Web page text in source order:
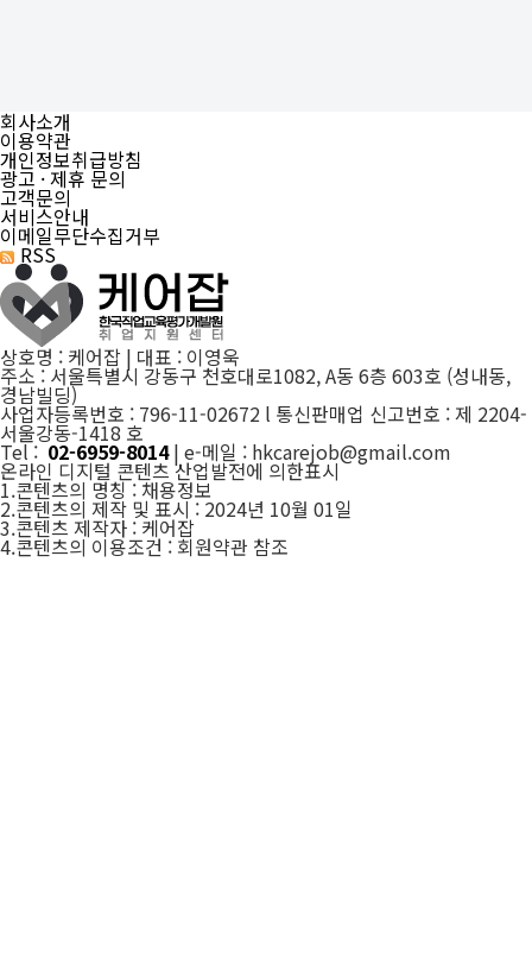
회사소개
이용약관
개인정보취급방침
광고 · 제휴 문의
고객문의
서비스안내
이메일무단수집거부
RSS
상호명 : 케어잡 | 대표 : 이영욱
주소 : 서울특별시 강동구 천호대로1082, A동 6층 603호 (성내동,
경남빌딩)
사업자등록번호 : 796-11-02672 l 통신판매업 신고번호 : 제 2204-
서울강동-1418 호
Tel :02-6959-8014| e-메일 : hkcarejob@gmail.com
온라인 디지털 콘텐츠 산업발전에 의한표시
1.콘텐츠의 명칭 : 채용정보
2.콘텐츠의 제작 및 표시 : 2024년 10월 01일
3.콘텐츠 제작자 : 케어잡
4.콘텐츠의 이용조건 : 회원약관 참조